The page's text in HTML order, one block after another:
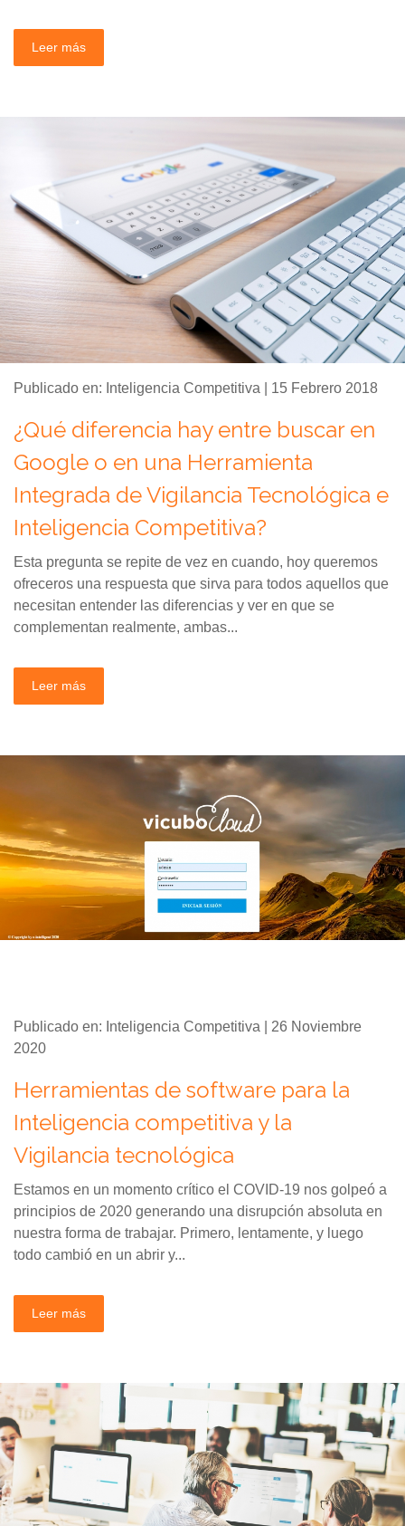
Leer más
Publicado en: Inteligencia Competitiva | 15 Febrero 2018
¿Qué diferencia hay entre buscar en
Google o en una Herramienta
Integrada de Vigilancia Tecnológica e
Inteligencia Competitiva?
Esta pregunta se repite de vez en cuando, hoy queremos
ofreceros una respuesta que sirva para todos aquellos que
necesitan entender las diferencias y ver en que se
complementan realmente, ambas...
Leer más
Publicado en: Inteligencia Competitiva | 26 Noviembre
2020
Herramientas de software para la
Inteligencia competitiva y la
Vigilancia tecnológica
Estamos en un momento crítico el COVID-19 nos golpeó a
principios de 2020 generando una disrupción absoluta en
nuestra forma de trabajar. Primero, lentamente, y luego
todo cambió en un abrir y...
Leer más